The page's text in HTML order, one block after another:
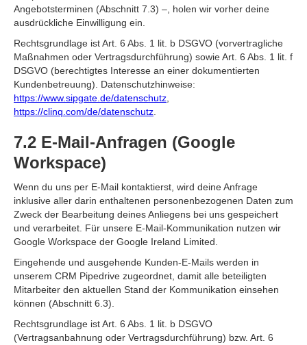
Angebotsterminen (Abschnitt 7.3) –, holen wir vorher deine
ausdrückliche Einwilligung ein.
Rechtsgrundlage ist Art. 6 Abs. 1 lit. b DSGVO (vorvertragliche
Maßnahmen oder Vertragsdurchführung) sowie Art. 6 Abs. 1 lit. f
DSGVO (berechtigtes Interesse an einer dokumentierten
Kundenbetreuung). Datenschutzhinweise:
https://www.sipgate.de/datenschutz
https://clinq.com/de/datenschutz
7.2 E-Mail-Anfragen (Google
Workspace)
Wenn du uns per E-Mail kontaktierst, wird deine Anfrage
inklusive aller darin enthaltenen personenbezogenen Daten zum
Zweck der Bearbeitung deines Anliegens bei uns gespeichert
und verarbeitet. Für unsere E-Mail-Kommunikation nutzen wir
Google Workspace der Google Ireland Limited.
Eingehende und ausgehende Kunden-E-Mails werden in
unserem CRM Pipedrive zugeordnet, damit alle beteiligten
Mitarbeiter den aktuellen Stand der Kommunikation einsehen
können (Abschnitt 6.3).
Rechtsgrundlage ist Art. 6 Abs. 1 lit. b DSGVO
(Vertragsanbahnung oder Vertragsdurchführung) bzw. Art. 6